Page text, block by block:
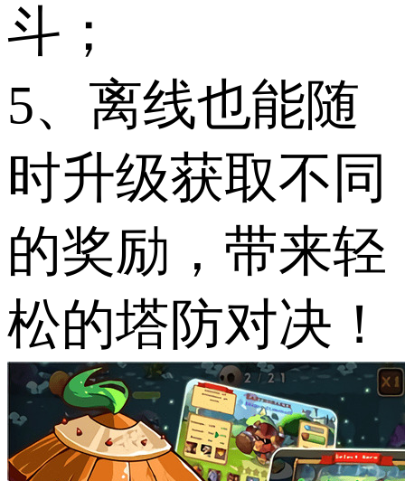
斗；
5、离线也能随
时升级获取不同
的奖励，带来轻
松的塔防对决！